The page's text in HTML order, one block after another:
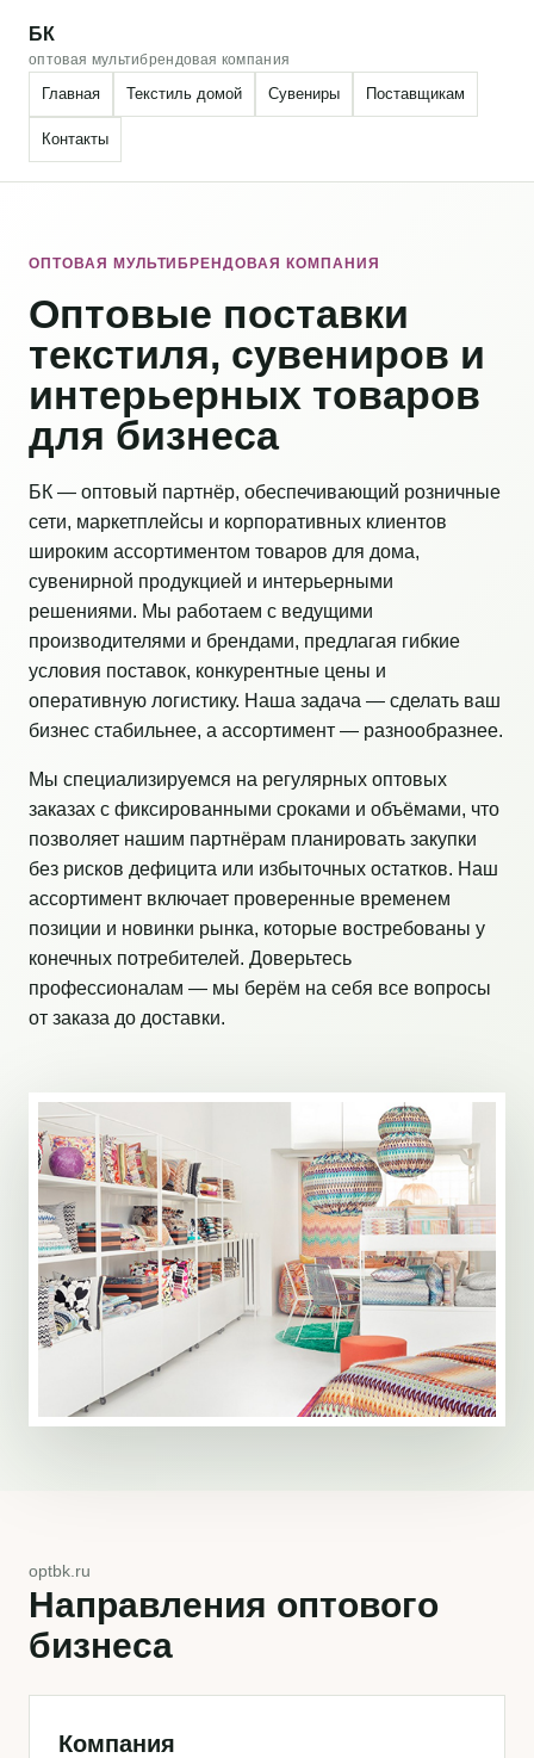
БК
оптовая мультибрендовая компания
Главная Текстиль домой Сувениры Поставщикам
Контакты
ОПТОВАЯ МУЛЬТИБРЕНДОВАЯ КОМПАНИЯ
Оптовые поставки
текстиля, сувениров и
интерьерных товаров
для бизнеса
БК — оптовый партнёр, обеспечивающий розничные
сети, маркетплейсы и корпоративных клиентов
широким ассортиментом товаров для дома,
сувенирной продукцией и интерьерными
решениями. Мы работаем с ведущими
производителями и брендами, предлагая гибкие
условия поставок, конкурентные цены и
оперативную логистику. Наша задача — сделать ваш
бизнес стабильнее, а ассортимент — разнообразнее.
Мы специализируемся на регулярных оптовых
заказах с фиксированными сроками и объёмами, что
позволяет нашим партнёрам планировать закупки
без рисков дефицита или избыточных остатков. Наш
ассортимент включает проверенные временем
позиции и новинки рынка, которые востребованы у
конечных потребителей. Доверьтесь
профессионалам — мы берём на себя все вопросы
от заказа до доставки.
optbk.ru
Направления оптового
бизнеса
Компания